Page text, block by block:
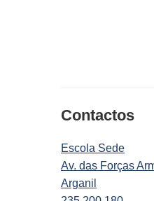
Contactos
Escola Sede
Av. das Forças
Arganil